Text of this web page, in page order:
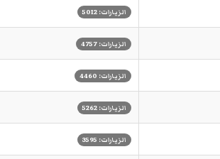
الزيارات: 5012
الزيارات: 4757
الزيارات: 4460
الزيارات: 5262
الزيارات: 3595